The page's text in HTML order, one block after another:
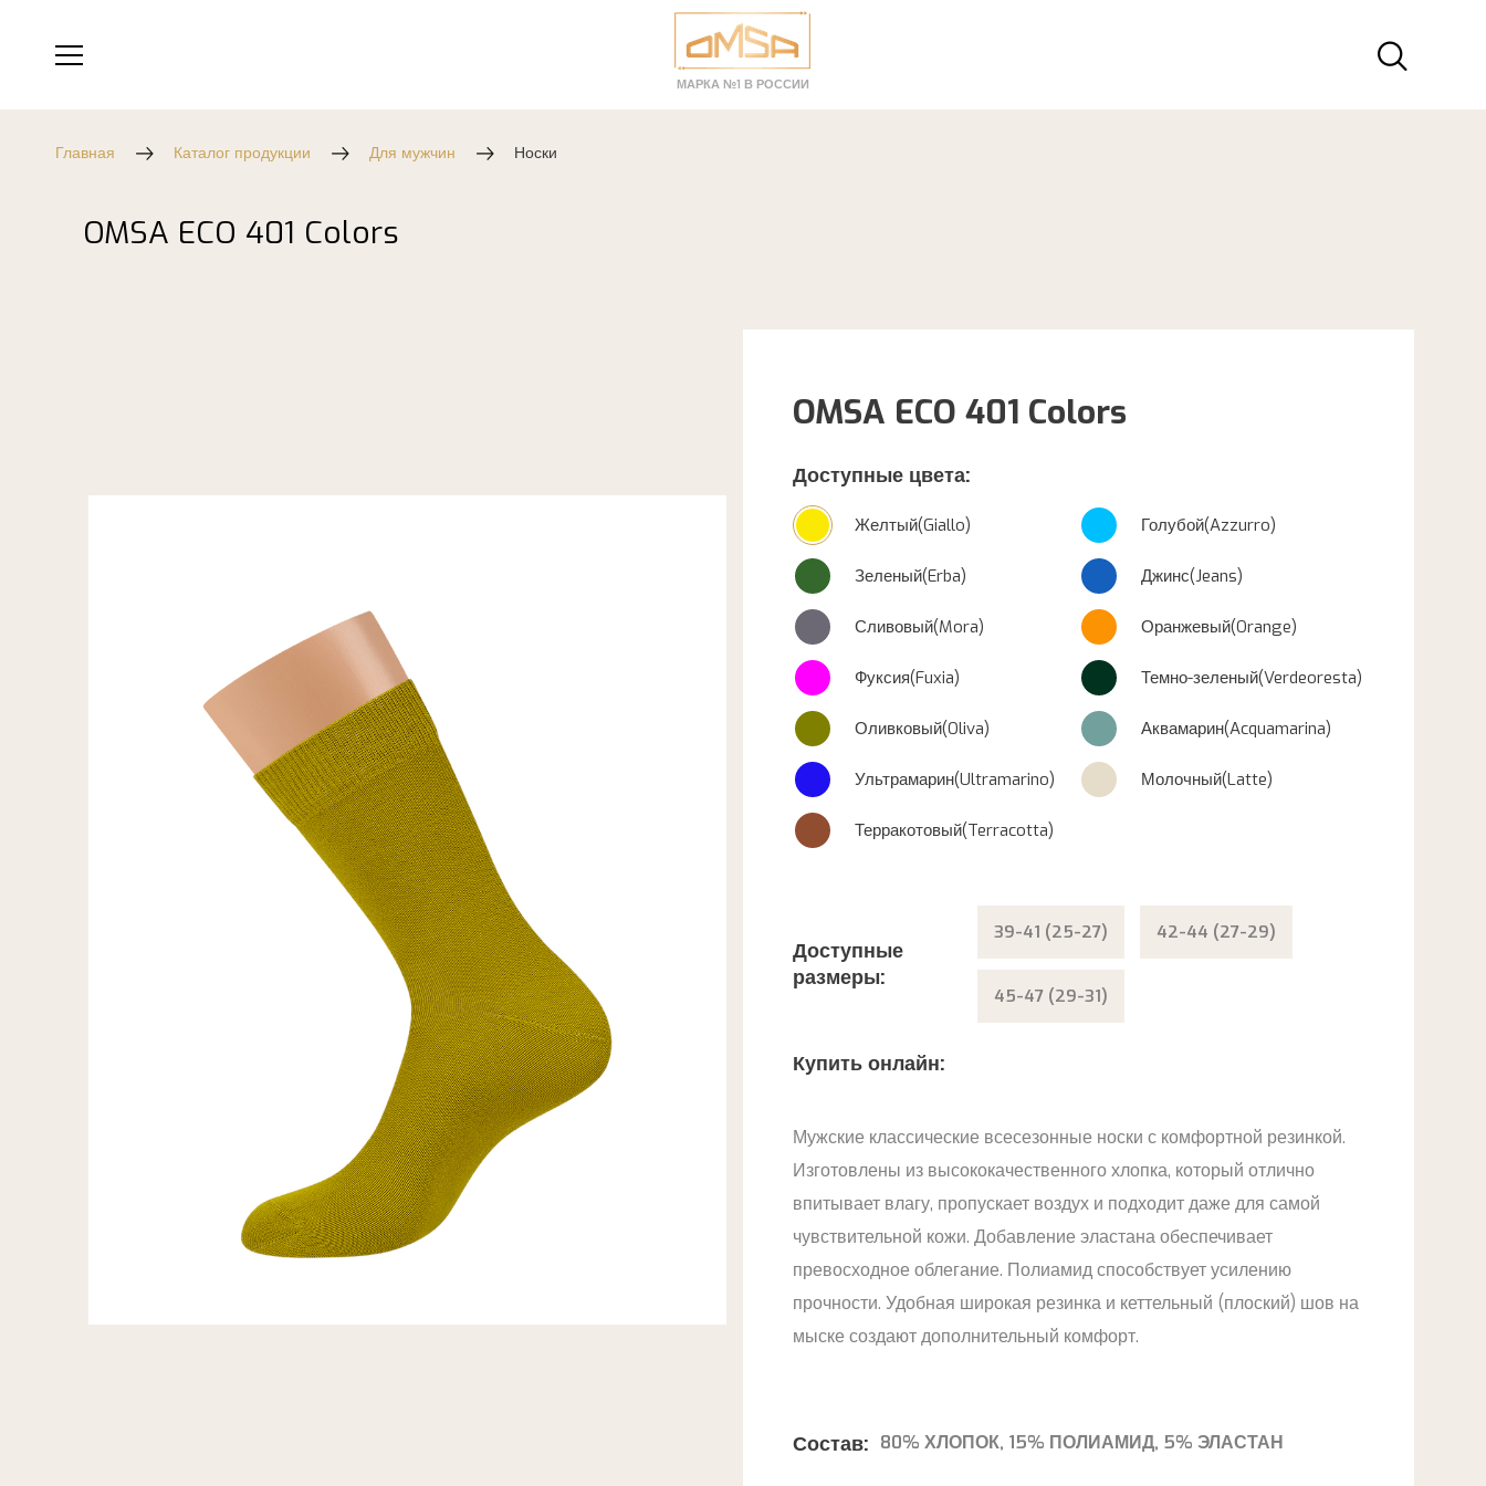
МАРКА №1 В РОССИИ
Главная Каталог продукции Для мужчин Носки
OMSA ECO 401 Colors
OMSA ECO 401 Colors
Доступные цвета:
Желтый(Giallo) Голубой(Azzurro)
Зеленый(Erba) Джинс(Jeans)
Сливовый(Mora) Оранжевый(Orange)
Фуксия(Fuxia) Темно-зеленый(Verdeoresta)
Оливковый(Oliva) Аквамарин(Acquamarina)
Ультрамарин(Ultramarino) Молочный(Latte)
Терракотовый(Terracotta)
Доступные
размеры:
39-41 (25-27) 42-44 (27-29)
45-47 (29-31)
Купить онлайн:
Мужские классические всесезонные носки с комфортной резинкой.
Изготовлены из высококачественного хлопка, который отлично
впитывает влагу, пропускает воздух и подходит даже для самой
чувствительной кожи. Добавление эластана обеспечивает
превосходное облегание. Полиамид способствует усилению
прочности. Удобная широкая резинка и кеттельный (плоский) шов на
мыске создают дополнительный комфорт.
Состав: 80% ХЛОПОК, 15% ПОЛИАМИД, 5% ЭЛАСТАН